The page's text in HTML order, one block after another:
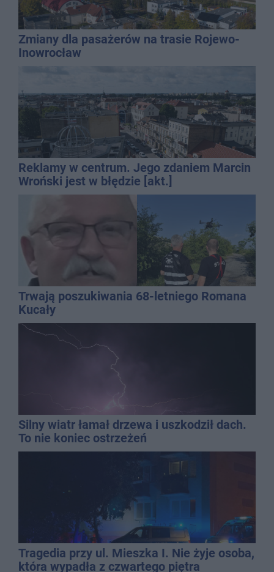
Zmiany dla pasażerów na trasie Rojewo-
Inowrocław
Reklamy w centrum. Jego zdaniem Marcin
Wroński jest w błędzie [akt.]
Trwają poszukiwania 68-letniego Romana
Kucały
Silny wiatr łamał drzewa i uszkodził dach.
To nie koniec ostrzeżeń
Tragedia przy ul. Mieszka I. Nie żyje osoba,
która wypadła z czwartego piętra